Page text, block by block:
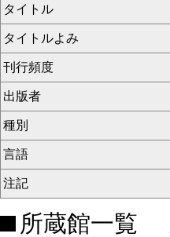
タイトル
タイトルよみ
刊行頻度
出版者
種別
言語
注記
所蔵館一覧